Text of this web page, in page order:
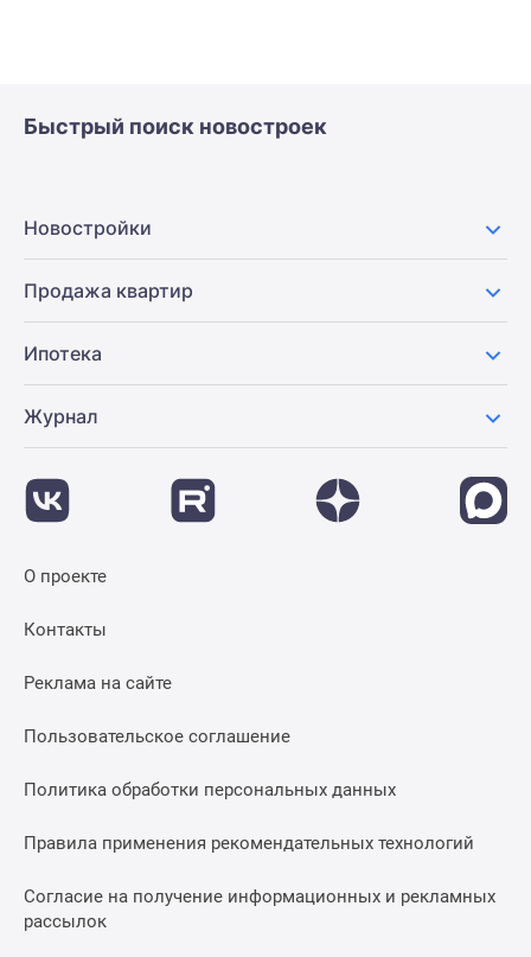
Быстрый поиск новостроек
Новостройки
Продажа квартир
Ипотека
Журнал
О проекте
Контакты
Реклама на сайте
Пользовательское соглашение
Политика обработки персональных данных
Правила применения рекомендательных технологий
Согласие на получение информационных и рекламных
рассылок